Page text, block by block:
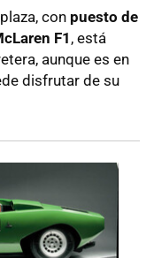
con puesto de
F1 , está
aunque es en
disfrutar de su